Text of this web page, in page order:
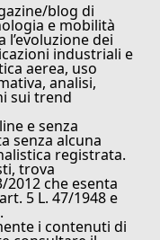
blog di
e mobilità
l’evoluzione dei
industriali e
aerea, uso
analisi,
sui trend
e senza
senza alcuna
registrata.
trova
2012 che esenta
5 L. 47/1948 e
i contenuti di